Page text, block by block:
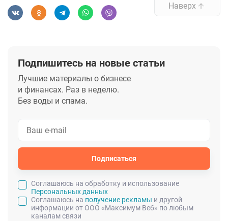
Наверх
Подпишитесь на новые статьи
Лучшие материалы о бизнесе
и финансах. Раз в неделю.
Без воды и спама.
Подписаться
Cоглашаюсь на обработку и использование
Персональных данных
Соглашаюсь на получение рекламы и другой
информации от ООО «Максимум Веб» по любым
каналам связи